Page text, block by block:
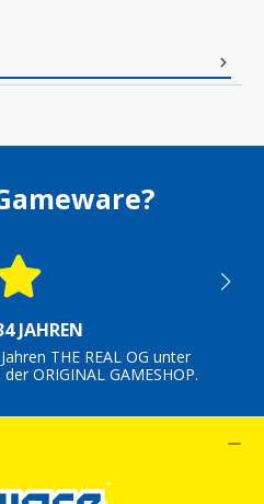
JAHREN
THE REAL OG unter
ORIGINAL GAMESHOP.